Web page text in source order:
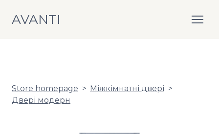
AVANTI
Store homepage
Міжкімнатні двері
Двері модерн